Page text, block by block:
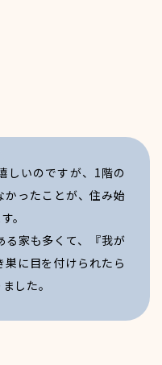
しいのですが、1階の
ったことが、住み始
。
家も多くて、『我が
に目を付けられたら
した。